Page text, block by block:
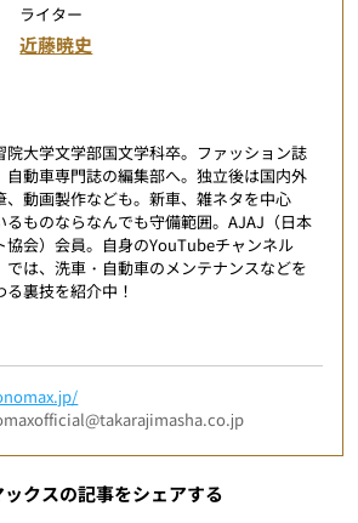
ライター
近藤暁史
院大学文学部国文学科卒。ファッション誌
自動車専門誌の編集部へ。独立後は国内外
、動画製作なども。新車、雑ネタを中心
るものならなんでも守備範囲。AJAJ（日本
協会）会員。自身のYouTubeチャンネル
では、洗車・自動車のメンテナンスなどを
裏技を紹介中！
ックスの記事をシェアする